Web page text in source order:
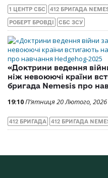
1 ЦЕНТР СБС 412 БРИГАДА
РОБЕРТ БРОВДІ СБС ЗСУ
«Доктрини ведення
ніж невоюючі країни
бригада Nemesis про
19:10П’ятниця 20 Лютого, 2026
412 БРИГАДА 412 БРИГАДА